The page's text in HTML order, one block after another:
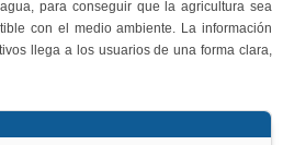
para conseguir que la agricultura sea
con el medio ambiente. La información
llega a los usuarios de una forma clara,